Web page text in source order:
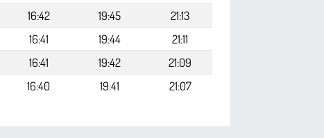
16:42 19:45
21:13
16:41 19:44
21:11
16:41 19:42
21:09
16:40 19:41 21:07